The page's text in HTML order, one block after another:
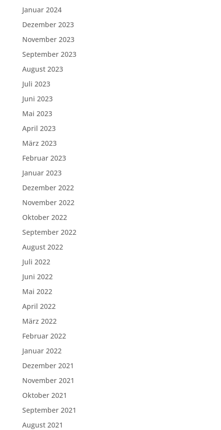
Januar 2024
Dezember 2023
November 2023
September 2023
August 2023
Juli 2023
Juni 2023
Mai 2023
April 2023
März 2023
Februar 2023
Januar 2023
Dezember 2022
November 2022
Oktober 2022
September 2022
August 2022
Juli 2022
Juni 2022
Mai 2022
April 2022
März 2022
Februar 2022
Januar 2022
Dezember 2021
November 2021
Oktober 2021
September 2021
August 2021